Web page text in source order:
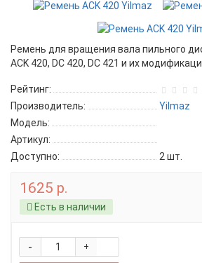
Ремень для вращения вала пильного
ACK 420, DC 420, DC 421 и их
Рейтинг:
Производитель:
Yilmaz
Модель:
Артикул:
Доступно:
2шт.
1625 р.
Есть в наличии
+
-